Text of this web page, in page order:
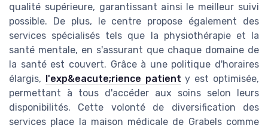
qualité supérieure, garantissant ainsi le meilleur suivi
possible. De plus, le centre propose également des
services spécialisés tels que la physiothérapie et la
santé mentale, en s'assurant que chaque domaine de
la santé est couvert. Grâce à une politique d'horaires
élargis, l'exp&eacute;rience patient y est optimisée,
permettant à tous d'accéder aux soins selon leurs
disponibilités. Cette volonté de diversification des
services place la maison médicale de Grabels comme